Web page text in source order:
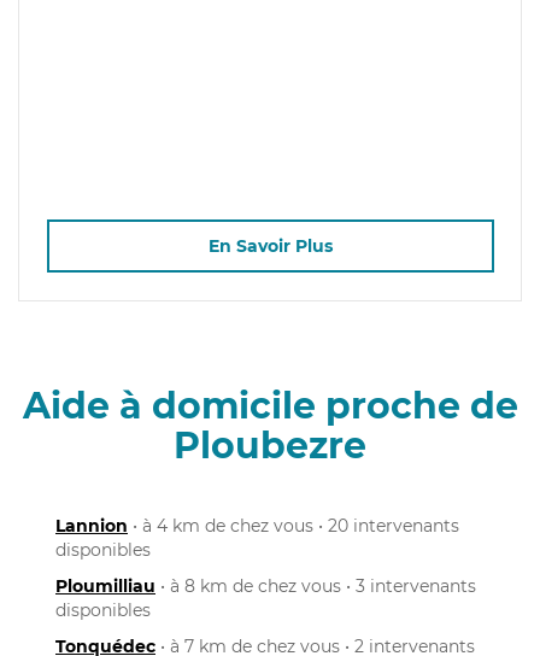
En Savoir Plus
Aide à domicile proche de
Ploubezre
Lannion • à 4 km de chez vous • 20 intervenants
disponibles
Ploumilliau • à 8 km de chez vous • 3 intervenants
disponibles
Tonquédec • à 7 km de chez vous • 2 intervenants